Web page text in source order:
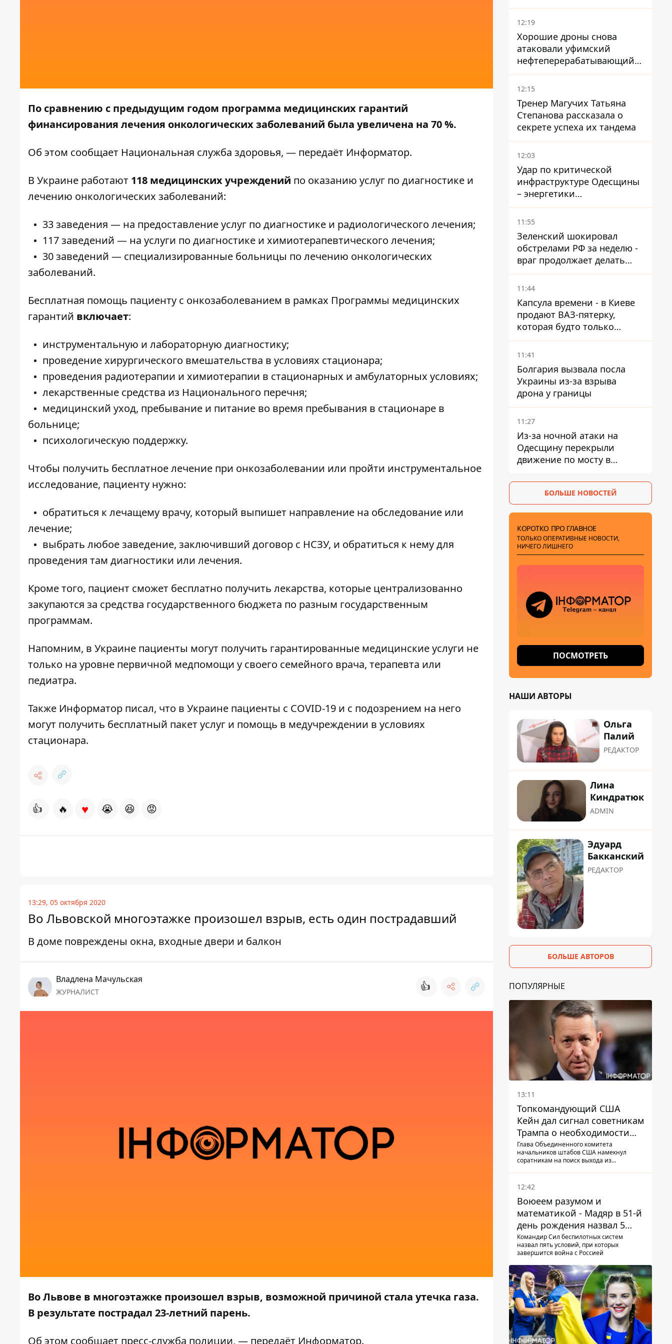
По сравнению с предыдущим годом программа медицинских гарантий
финансирования лечения онкологических заболеваний была увеличена на 70 %.
Об этом сообщает Национальная служба здоровья, — передаёт Информатор.
В Украине работают 118 медицинских учреждений по оказанию услуг по диагностике и
лечению онкологических заболеваний:
33 заведения — на предоставление услуг по диагностике и радиологического лечения;
117 заведений — на услуги по диагностике и химиотерапевтического лечения;
30 заведений — специализированные больницы по лечению онкологических
заболеваний.
Бесплатная помощь пациенту с онкозаболеванием в рамках Программы медицинских
гарантий включает:
инструментальную и лабораторную диагностику;
проведение хирургического вмешательства в условиях стационара;
проведения радиотерапии и химиотерапии в стационарных и амбулаторных условиях;
лекарственные средства из Национального перечня;
медицинский уход, пребывание и питание во время пребывания в стационаре в
больнице;
психологическую поддержку.
Чтобы получить бесплатное лечение при онкозаболевании или пройти инструментальное
исследование, пациенту нужно:
обратиться к лечащему врачу, который выпишет направление на обследование или
лечение;
выбрать любое заведение, заключивший договор с НСЗУ, и обратиться к нему для
проведения там диагностики или лечения.
Кроме того, пациент сможет бесплатно получить лекарства, которые централизованно
закупаются за средства государственного бюджета по разным государственным
программам.
Напомним, в Украине пациенты могут получить гарантированные медицинские услуги не
только на уровне первичной медпомощи у своего семейного врача, терапевта или
педиатра.
Также Информатор писал, что в Украине пациенты с COVID-19 и с подозрением на него
могут получить бесплатный пакет услуг и помощь в медучреждении в условиях
стационара.
👍 🔥 ♥ 😭 😆 😡
13:29, 05 октября 2020
Во Львовской многоэтажке произошел взрыв, есть один пострадавший
В доме повреждены окна, входные двери и балкон
Владлена Мачульская
ЖУРНАЛИСТ 👍
Во Львове в многоэтажке произошел взрыв, возможной причиной стала утечка газа.
В результате пострадал 23-летний парень.
Об этом сообщает пресс-служба полиции, — передаёт Информатор.
условий поражения РФ
12:19
Хорошие дроны снова
атаковали уфимский
нефтеперерабатывающий
кластер – один упал на
недострой
12:15
Тренер Магучих Татьяна
Степанова рассказала о
секрете успеха их тандема
12:03
Удар по критической
инфраструктуре Одесщины
– энергетики
восстанавливают свет
11:55
Зеленский шокировал
обстрелами РФ за неделю -
враг продолжает делать
ставку на баллистический
террор
11:44
Капсула времени - в Киеве
продают ВАЗ-пятерку,
которая будто только
сошла с конвейера
11:41
Болгария вызвала посла
Украины из-за взрыва
дрона у границы
11:27
Из-за ночной атаки на
Одесщину перекрыли
движение по мосту в
ГНСУ
БОЛЬШЕ НОВОСТЕЙ
КОРОТКО ПРО ГЛАВНОЕ
ТОЛЬКО ОПЕРАТИВНЫЕ НОВОСТИ,
НИЧЕГО ЛИШНЕГО
ПОСМОТРЕТЬ
НАШИ АВТОРЫ
Ольга
Палий
РЕДАКТОР
Лина
Киндратюк
ADMIN
Эдуард
Бакканский
РЕДАКТОР
БОЛЬШЕ АВТОРОВ
ПОПУЛЯРНЫЕ
13:11
Топкомандующий США
Кейн дал сигнал советникам
Трампа о необходимости
заканчивать войну с
Ираном – СМИ
Глава Объединенного комитета
начальников штабов США намекнул
соратникам на поиск выхода из
12:42
Воюеем разумом и
математикой - Мадяр в 51-й
день рождения назвал 5
условий поражения РФ
Командир Сил беспилотных систем
назвал пять условий, при которых
завершится война с Россией